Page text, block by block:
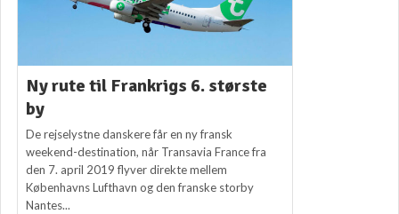
Ny rute til Frankrigs 6. største
by
De rejselystne danskere får en ny fransk
weekend-destination, når Transavia France fra
den 7. april 2019 flyver direkte mellem
Københavns Lufthavn og den franske storby
Nantes...